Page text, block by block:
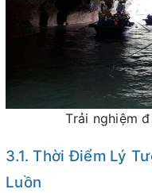
Trải nghiệm
3.1. Thời Điểm Lý
Luồn